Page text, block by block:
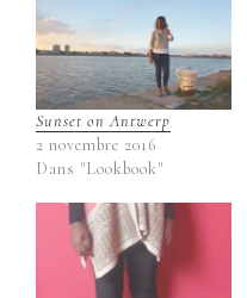
Sunset on Antwerp
2 novembre 2016
Dans "Lookbook"